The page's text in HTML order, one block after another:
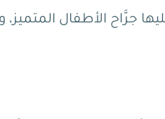
جرَّاح الأطفال